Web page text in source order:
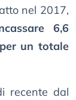
nel 2017,
6,6
un totale
recente dal